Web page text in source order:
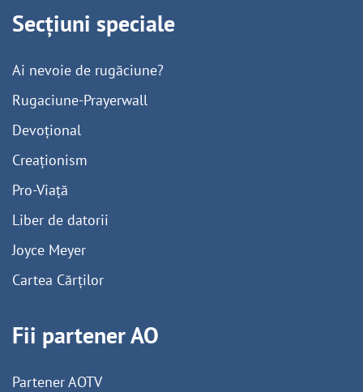
Secțiuni speciale
Ai nevoie de rugăciune?
Rugaciune-Prayerwall
Devoțional
Creaționism
Pro-Viață
Liber de datorii
Joyce Meyer
Cartea Cărților
Fii partener AO
Partener AOTV